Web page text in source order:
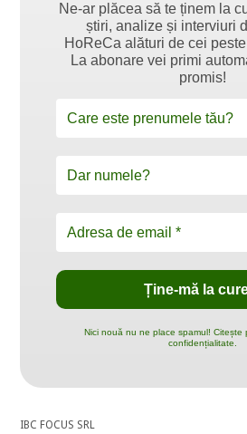
Ne-ar plăcea să te ținem la
știri, analize și interviuri
HoReCa alături de cei
La abonare vei primi
promis!
Nici nouă nu ne place spamul! Citește
confidențialitate.
IBC FOCUS SRL